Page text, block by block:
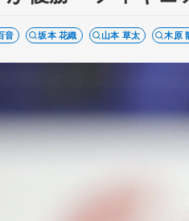
音 坂本 花織 山本 草太 木原